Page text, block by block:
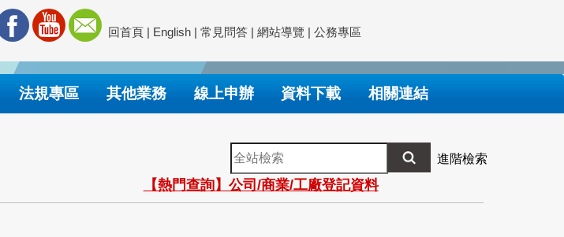
回首頁 | English | 常見問答 | 網站導覽 | 公務專區
法規專區 其他業務 線上申辦 資料下載 相關連結
全
站
檢
索
進階檢索
【熱門查詢】公司/商業/工廠登記資料